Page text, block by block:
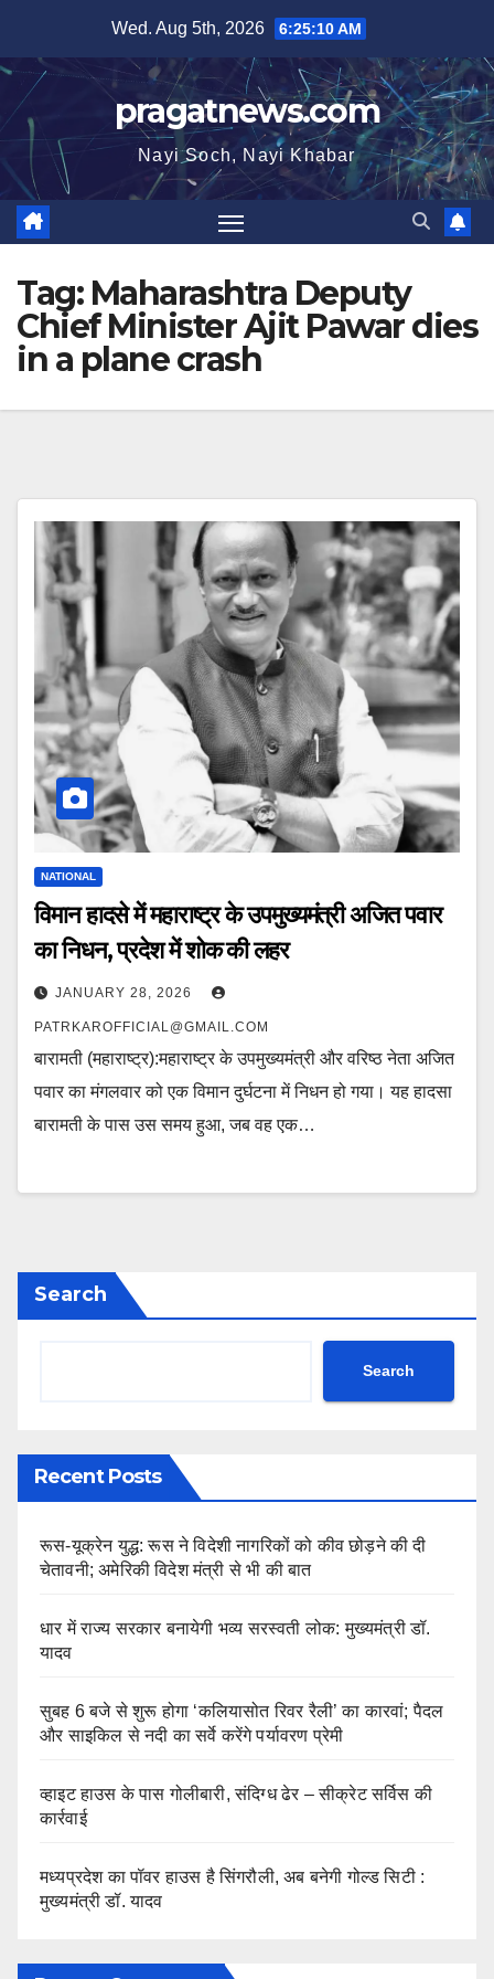
content
Wed. Aug 5th, 2026 6:25:11 AM
pragatnews.com
Nayi Soch, Nayi Khabar
Tag: Maharashtra Deputy
Chief Minister Ajit Pawar dies
in a plane crash
NATIONAL
विमान हादसे में महाराष्ट्र के उपमुख्यमंत्री अजित पवार
का निधन, प्रदेश में शोक की लहर
JANUARY 28, 2026
PATRKAROFFICIAL@GMAIL.COM
बारामती (महाराष्ट्र):महाराष्ट्र के उपमुख्यमंत्री और वरिष्ठ नेता अजित
पवार का मंगलवार को एक विमान दुर्घटना में निधन हो गया। यह हादसा
बारामती के पास उस समय हुआ, जब वह एक…
Search
Search
Recent Posts
रूस-यूक्रेन युद्ध: रूस ने विदेशी नागरिकों को कीव छोड़ने की दी
चेतावनी; अमेरिकी विदेश मंत्री से भी की बात
धार में राज्य सरकार बनायेगी भव्य सरस्वती लोक: मुख्यमंत्री डॉ.
यादव
सुबह 6 बजे से शुरू होगा ‘कलियासोत रिवर रैली’ का कारवां; पैदल
और साइकिल से नदी का सर्वे करेंगे पर्यावरण प्रेमी
व्हाइट हाउस के पास गोलीबारी, संदिग्ध ढेर – सीक्रेट सर्विस की
कार्रवाई
मध्यप्रदेश का पॉवर हाउस है सिंगरौली, अब बनेगी गोल्ड सिटी :
मुख्यमंत्री डॉ. यादव